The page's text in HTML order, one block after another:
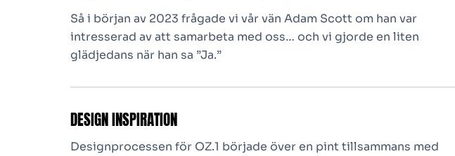
Så i början av 2023 frågade vi vår vän Adam Scott om han var
intresserad av att samarbeta med oss… och vi gjorde en liten
glädjedans när han sa ”Ja.”
DESIGN INSPIRATION
Designprocessen för OZ.1 började över en pint tillsammans med